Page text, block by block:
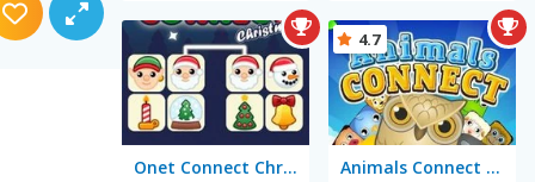
Onet Connect Christmas Animals Connect Mahjong
4.7